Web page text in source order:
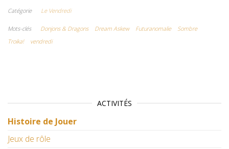
Catégorie Le Vendredi
Mots-clés Donjons & Dragons Dream Askew Futuranomalie
Sombre
Troika!
vendredi
ACTIVITÉS
Histoire de Jouer
Jeux de rôle